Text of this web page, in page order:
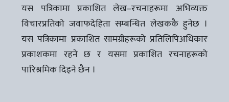
यस पत्रिकामा प्रकाशित लेख–रचनाहरूमा अभिव्यक्त
विचारप्रतिको जवाफदेहिता सम्बन्धित लेखककै हुनेछ ।
यस पत्रिकामा प्रकाशित सामग्रीहरूको प्रतिलिपिअधिकार
प्रकाशकमा रहने छ र यसमा प्रकाशित रचनाहरूको
पारिश्रमिक दिइने छैन ।